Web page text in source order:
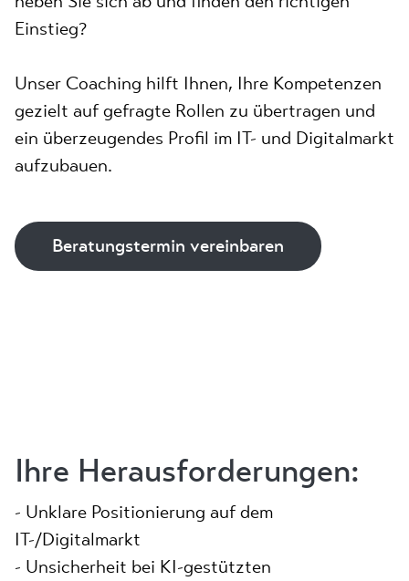
Einstieg?
Unser Coaching hilft Ihnen, Ihre Kompetenzen
gezielt auf gefragte Rollen zu übertragen und
ein überzeugendes Profil im IT- und Digitalmarkt
aufzubauen.
Beratungstermin vereinbaren
Ihre Herausforderungen:
- Unklare Positionierung auf dem
IT-/Digitalmarkt
- Unsicherheit bei KI-gestützten